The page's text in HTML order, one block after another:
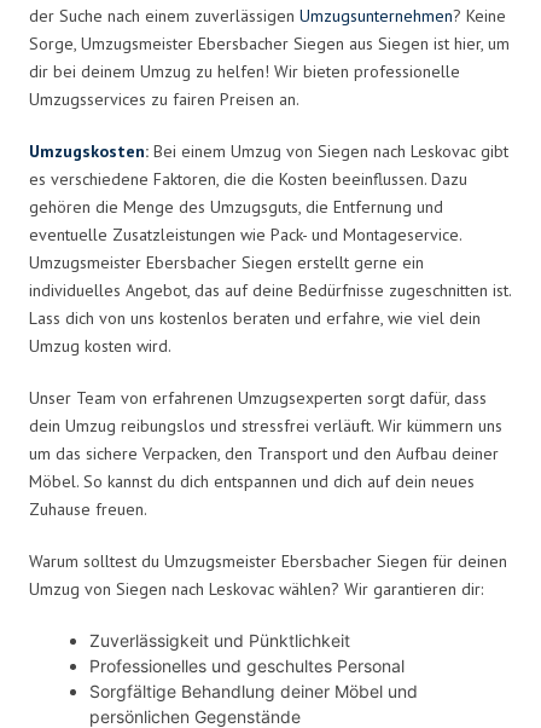
der Suche nach einem zuverlässigen Umzugsunternehmen? Keine
Sorge, Umzugsmeister Ebersbacher Siegen aus Siegen ist hier, um
dir bei deinem Umzug zu helfen! Wir bieten professionelle
Umzugsservices zu fairen Preisen an.
Umzugskosten: Bei einem Umzug von Siegen nach Leskovac gibt
es verschiedene Faktoren, die die Kosten beeinflussen. Dazu
gehören die Menge des Umzugsguts, die Entfernung und
eventuelle Zusatzleistungen wie Pack- und Montageservice.
Umzugsmeister Ebersbacher Siegen erstellt gerne ein
individuelles Angebot, das auf deine Bedürfnisse zugeschnitten ist.
Lass dich von uns kostenlos beraten und erfahre, wie viel dein
Umzug kosten wird.
Unser Team von erfahrenen Umzugsexperten sorgt dafür, dass
dein Umzug reibungslos und stressfrei verläuft. Wir kümmern uns
um das sichere Verpacken, den Transport und den Aufbau deiner
Möbel. So kannst du dich entspannen und dich auf dein neues
Zuhause freuen.
Warum solltest du Umzugsmeister Ebersbacher Siegen für deinen
Umzug von Siegen nach Leskovac wählen? Wir garantieren dir:
Zuverlässigkeit und Pünktlichkeit
Professionelles und geschultes Personal
Sorgfältige Behandlung deiner Möbel und
persönlichen Gegenstände